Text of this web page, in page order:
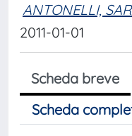
ANTONELLI,
2011-01-01
Scheda breve
Scheda